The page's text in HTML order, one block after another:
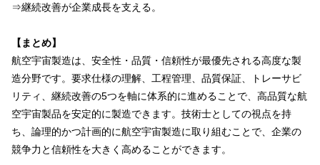
⇒継続改善が企業成長を支える。
【まとめ】
航空宇宙製造は、安全性・品質・信頼性が最優先される高度な製
造分野です。要求仕様の理解、工程管理、品質保証、トレーサビ
リティ、継続改善の5つを軸に体系的に進めることで、高品質な航
空宇宙製品を安定的に製造できます。技術士としての視点を持
ち、論理的かつ計画的に航空宇宙製造に取り組むことで、企業の
競争力と信頼性を大きく高めることができます。